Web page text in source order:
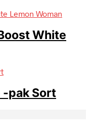
White
-pak Sort